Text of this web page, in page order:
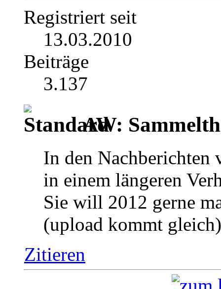
Registriert seit
13.03.2010
Beiträge
3.137
AW:
In den Nachberichten
in einem längeren
Sie will 2012 gerne
(upload kommt gleich)
Zitieren